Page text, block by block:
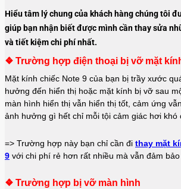
Hiểu tâm lý chung của khách hàng chúng tôi
giúp bạn nhận biết được mình cần thay sửa
và tiết kiệm chi phí nhất.
❖ Trường hợp điện thoại bị vỡ mặt
Mặt kính chiếc Note 9 của bạn bị trầy xước
hưởng đến hiển thị hoặc mặt kính bị vỡ sau
màn hình hiển thị vẫn hiển thị tốt, cảm ứng
ảnh hưởng gì hết chỉ mỗi tội cảm giác hơi khó
=> Trường hợp này bạn chỉ cần đi thay mặt
9 với chi phí rẻ hơn rất nhiều mà vẫn đảm
❖ Trường hợp bị vỡ màn hình